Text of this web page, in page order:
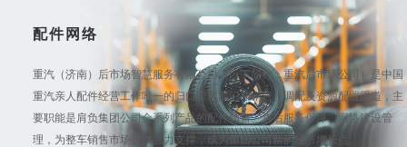
配件网络
重汽（济南）后市场智慧服务有限公司（以下简称：重汽后市场公司）是中国
重汽亲人配件经营工作唯一的归口管理部门和销售、调配及资源配置渠道，主
要职能是肩负集团公司全系列产品的配件销售、售后服务保障、网络建设管
理，为整车销售市场提供强力支撑，成为集团公司新的经济增长点。